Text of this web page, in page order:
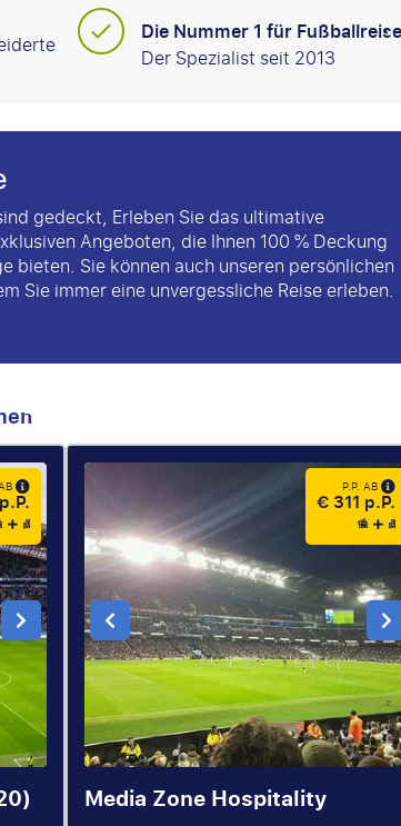
Die Nummer 1 für
Der Spezialist seit 2013
gedeckt, Erleben Sie das ultimative
Angeboten, die Ihnen 100 % Deckung
bieten. Sie können auch unseren persönlichen
Sie immer eine unvergessliche Reise erleben.
P.P. AB
€ 311 p.P.
Media Zone Hospitality